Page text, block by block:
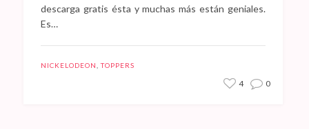
descarga gratis ésta y muchas más están geniales.
Es…
NICKELODEON ,TOPPERS
4 0